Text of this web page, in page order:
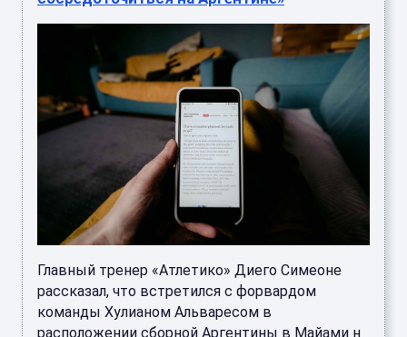
Главный тренер «Атлетико» Диего Симеоне
рассказал, что встретился с форвардом
команды Хулианом Альваресом в
расположении сборной Аргентины в Майами н